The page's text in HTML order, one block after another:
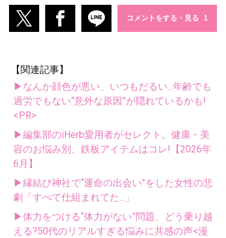
コメントをする・見る
【関連記事】
▶なんか顔色が悪い、いつもだるい...年齢でも
過労でもない“意外な原因”が隠れているかも!
<PR>
▶編集部のiHerb愛用者がセレクト。健康・美
容のお悩み別、鉄板アイテムはコレ!【2026年
6月】
▶縁結び神社で“運命の出会い”をした女性の悲
劇「すべて仕組まれてた...」
▶体力をつける“体力がない”問題、どう乗り越
える?50代のリアルすぎる悩みに共感の声<漫